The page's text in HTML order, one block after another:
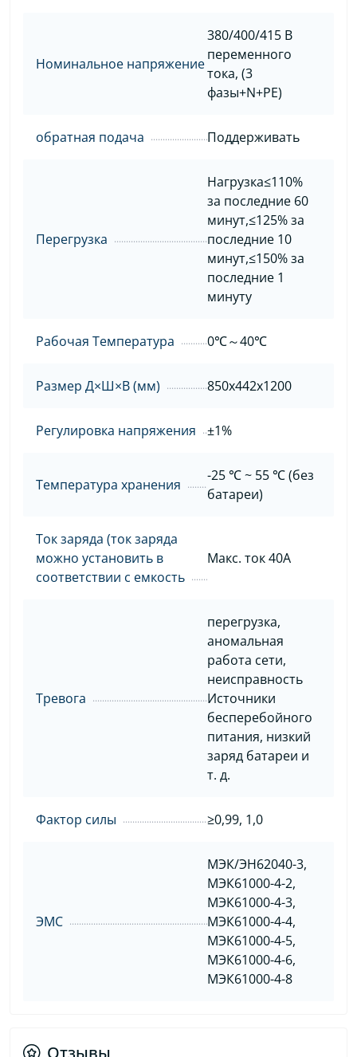
Номинальное напряжение
380/400/415 В
переменного
тока, (3
фазы+N+PE)
обратная подача Поддерживать
Перегрузка
Нагрузка≤110%
за последние 60
минут,≤125% за
последние 10
минут,≤150% за
последние 1
минуту
Рабочая Температура 0℃～40℃
Размер Д×Ш×В (мм) 850x442x1200
Регулировка напряжения ±1%
Температура хранения
-25 ℃ ~ 55 ℃ (без
батареи)
Ток заряда (ток заряда
можно установить в
соответствии с емкость
Макс. ток 40А
Тревога
перегрузка,
аномальная
работа сети,
неисправность
Источники
бесперебойного
питания, низкий
заряд батареи и
т. д.
Фактор силы ≥0,99, 1,0
ЭМС
МЭК/ЭН62040-3,
МЭК61000-4-2,
МЭК61000-4-3,
МЭК61000-4-4,
МЭК61000-4-5,
МЭК61000-4-6,
МЭК61000-4-8
Отзывы